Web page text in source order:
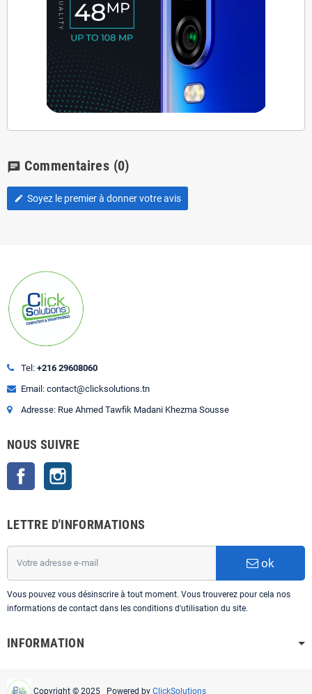
chat Commentaires (0)
edit Soyez le premier à donner votre avis
Tel: +216 29608060
Email: contact@clicksolutions.tn
Adresse: Rue Ahmed Tawfik Madani Khezma Sousse
NOUS SUIVRE
Facebook
LETTRE D'INFORMATIONS
ok
Vous pouvez vous désinscrire à tout moment. Vous trouverez pour cela nos
informations de contact dans les conditions d'utilisation du site.
INFORMATION
Copyright © 2025 Powered by ClickSolutions